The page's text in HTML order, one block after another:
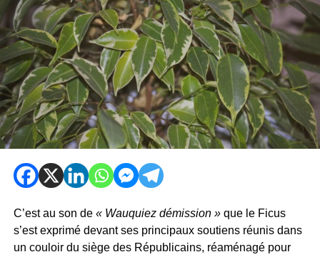
C’est au son de « Wauquiez démission »que le Ficus
s’est exprimé devant ses principaux soutiens réunis dans
un couloir du siège des Républicains, réaménagé pour